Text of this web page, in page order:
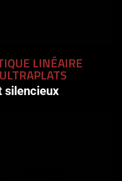
LINÉAIRE
silencieux